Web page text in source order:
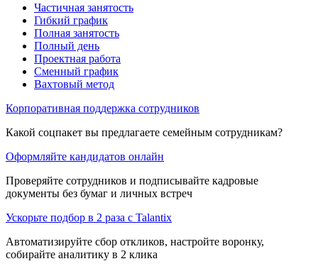
Частичная занятость
Гибкий график
Полная занятость
Полный день
Проектная работа
Сменный график
Вахтовый метод
Корпоративная поддержка сотрудников
Какой соцпакет вы предлагаете семейным сотрудникам?
Оформляйте кандидатов онлайн
Проверяйте сотрудников и подписывайте кадровые
документы без бумаг и личных встреч
Ускорьте подбор в 2 раза с Talantix
Автоматизируйте сбор откликов, настройте воронку,
собирайте аналитику в 2 клика